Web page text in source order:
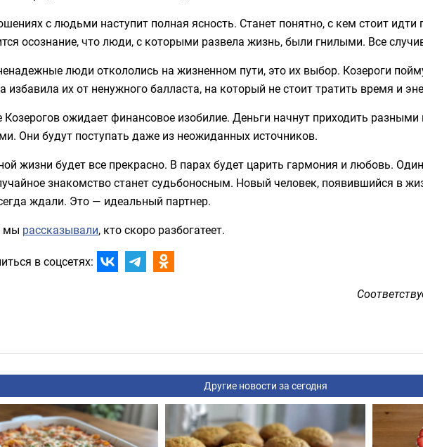
с людьми наступит полная ясность. Станет понятно, с кем стоит
осознание, что люди, с которыми развела жизнь, были гнилыми. Все
люди откололись на жизненном пути, это их выбор. Козероги
избавила их от ненужного балласта, на который не стоит тратить время и
Козерогов ожидает финансовое изобилие. Деньги начнут приходить
Они будут поступать даже из неожиданных источников.
жизни будет все прекрасно. В парах будет царить гармония и любовь.
знакомство станет судьбоносным. Новый человек, появившийся в
ждали. Это — идеальный партнер.
мы рассказывали, кто скоро разбогатеет.
в соцсетях:
Другие новости за сегодня